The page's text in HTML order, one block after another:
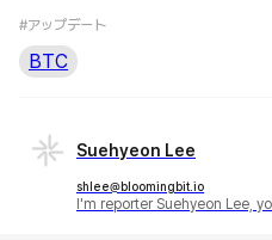
#アップデート
BTC
Suehyeon Lee
shlee@bloomingbit.io
I'm reporter Suehyeon Lee,